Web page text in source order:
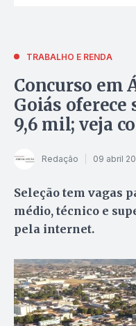
TRABALHO E RENDA
Concurso em
Goiás oferece
9,6 mil; veja
Redação 09 abril
Seleção tem vagas
médio, técnico e
pela internet.